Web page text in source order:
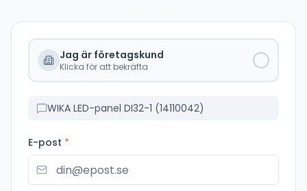
Jag är företagskund
Klicka för att bekräfta
WIKA LED-panel DI32-1 (14110042)
E-post *